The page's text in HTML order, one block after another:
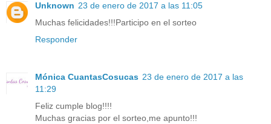
Unknown 23 de enero de 2017 a las 11:05
Muchas felicidades!!!Participo en el sorteo
Responder
Mónica CuantasCosucas 23 de enero de 2017 a las
11:29
Feliz cumple blog!!!!
Muchas gracias por el sorteo,me apunto!!!